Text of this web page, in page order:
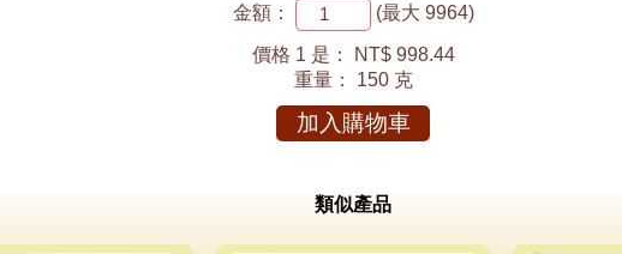
金額： (最大 9964)
價格 1 是：
NT$ 998.44
重量： 150 克
加入購物車
類似產品